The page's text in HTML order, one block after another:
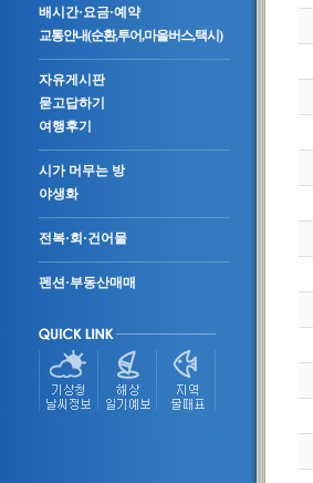
배시간·요금·예약
교통안내(순환,투어,마을버스,택시)
자유게시판
묻고답하기
여행후기
시가 머무는 방
야생화
전복·회·건어물
펜션·부동산매매